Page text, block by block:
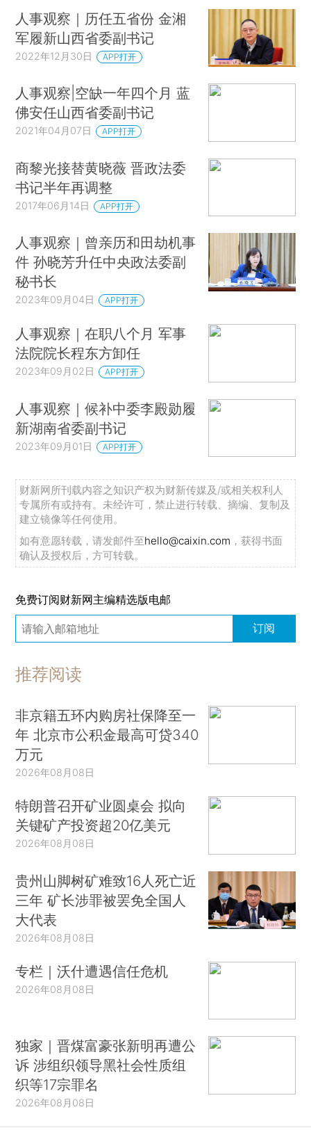
人事观察｜历任五省份 金湘
军履新山西省委副书记
2022年12月30日 APP打开
人事观察|空缺一年四个月 蓝
佛安任山西省委副书记
2021年04月07日 APP打开
商黎光接替黄晓薇 晋政法委
书记半年再调整
2017年06月14日 APP打开
人事观察｜曾亲历和田劫机事
件 孙晓芳升任中央政法委副
秘书长
2023年09月04日 APP打开
人事观察｜在职八个月 军事
法院院长程东方卸任
2023年09月02日 APP打开
人事观察｜候补中委李殿勋履
新湖南省委副书记
2023年09月01日 APP打开
财新网所刊载内容之知识产权为财新传媒及/或相关权利人
专属所有或持有。未经许可，禁止进行转载、摘编、复制及
建立镜像等任何使用。
如有意愿转载，请发邮件至hello@caixin.com ，获得书面
确认及授权后，方可转载。
免费订阅财新网主编精选版电邮
订阅
推荐阅读
非京籍五环内购房社保降至一
年 北京市公积金最高可贷340
万元
2026年08月08日
特朗普召开矿业圆桌会 拟向
关键矿产投资超20亿美元
2026年08月08日
贵州山脚树矿难致16人死亡近
三年 矿长涉罪被罢免全国人
大代表
2026年08月08日
专栏｜沃什遭遇信任危机
2026年08月08日
独家｜晋煤富豪张新明再遭公
诉 涉组织领导黑社会性质组
织等17宗罪名
2026年08月08日